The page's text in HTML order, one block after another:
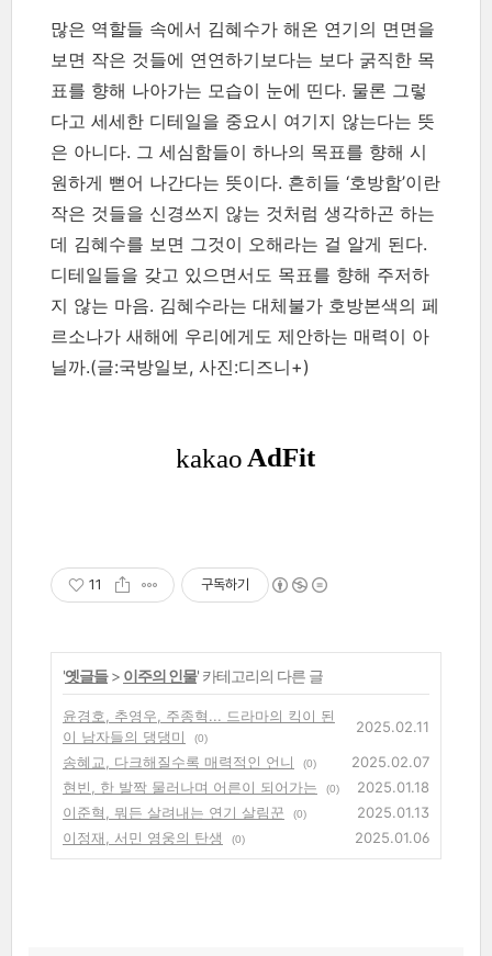
많은 역할들 속에서 김혜수가 해온 연기의 면면을
보면 작은 것들에 연연하기보다는 보다 굵직한 목
표를 향해 나아가는 모습이 눈에 띤다. 물론 그렇
다고 세세한 디테일을 중요시 여기지 않는다는 뜻
은 아니다. 그 세심함들이 하나의 목표를 향해 시
원하게 뻗어 나간다는 뜻이다. 흔히들 ‘호방함’이란
작은 것들을 신경쓰지 않는 것처럼 생각하곤 하는
데 김혜수를 보면 그것이 오해라는 걸 알게 된다.
디테일들을 갖고 있으면서도 목표를 향해 주저하
지 않는 마음. 김혜수라는 대체불가 호방본색의 페
르소나가 새해에 우리에게도 제안하는 매력이 아
닐까.(글:국방일보, 사진:디즈니+)
11 구독하기
'옛글들> 이주의 인물' 카테고리의 다른 글
윤경호, 추영우, 주종혁... 드라마의 킥이 된
이 남자들의 댕댕미
(0)
2025.02.11
송혜교, 다크해질수록 매력적인 언니
(0)
2025.02.07
현빈, 한 발짝 물러나며 어른이 되어가는
(0)
2025.01.18
이준혁, 뭐든 살려내는 연기 살림꾼
(0)
2025.01.13
이정재, 서민 영웅의 탄생
(0) 2025.01.06